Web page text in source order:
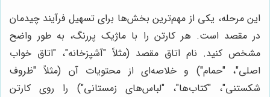
این مرحله، یکی از مهم‌ترین بخش‌ها برای تسهیل فرآیند چیدمان
در مقصد است. هر کارتن را با ماژیک پررنگ، به طور واضح
مشخص کنید. نام اتاق مقصد (مثلاً "آشپزخانه"، "اتاق خواب
اصلی"، "حمام") و خلاصه‌ای از محتویات آن (مثلاً "ظروف
شکستنی"، "کتاب‌ها"، "لباس‌های زمستانی") را روی کارتن